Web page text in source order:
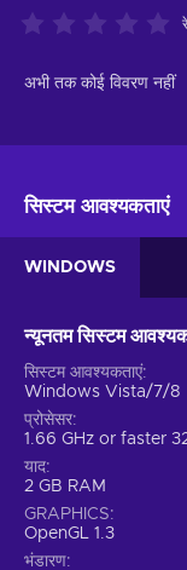
अभी तक कोई विवरण नहीं
सिस्टम आवश्यकताएं
WINDOWS
न्यूनतम सिस्टम
सिस्टम आवश्यकताएं
Windows Vista/7/8
प्रोसेसर
1.66 GHz or faster
याद
2 GB RAM
GRAPHICS
OpenGL 1.3
भंडारण